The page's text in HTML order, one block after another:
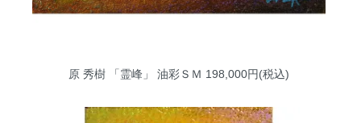
原 秀樹 「霊峰」 油彩ＳＭ 198,000円(税込)